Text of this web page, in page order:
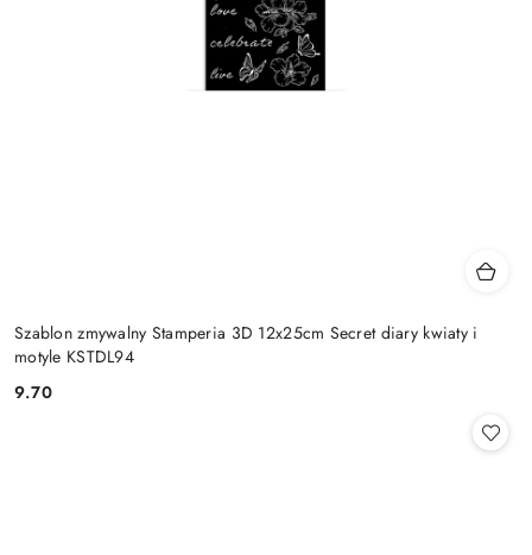
Szablon zmywalny Stamperia 3D 12x25cm Secret diary kwiaty i
motyle KSTDL94
Cena:
9.70